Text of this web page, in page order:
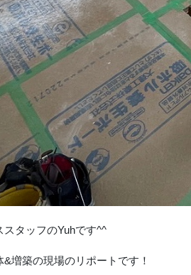
タッフのYuhです^^
増築の現場のリポートです！